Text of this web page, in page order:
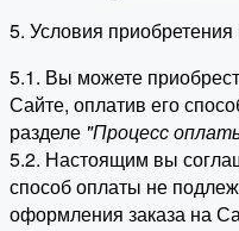
5. Условия приобретения
5.1. Вы можете
Сайте, оплатив его
разделе "Процесс
5.2. Настоящим вы
способ оплаты не
оформления заказа на